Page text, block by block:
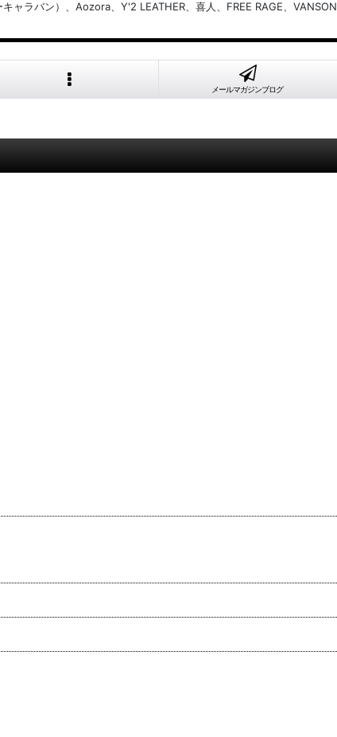
ャラバン）、Aozora、Y'2 LEATHER、喜人、FREE RAGE、VANSON
メールマガジンブログ